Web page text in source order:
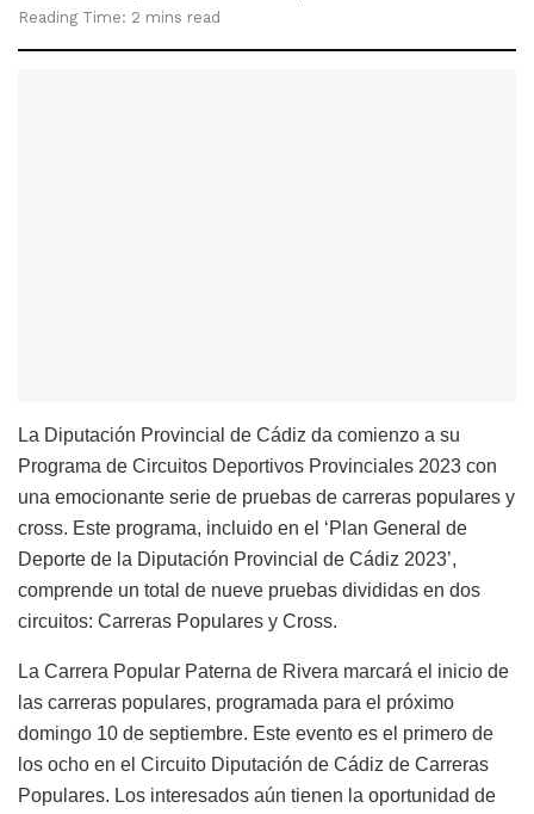
Reading Time: 2 mins read
La Diputación Provincial de Cádiz da comienzo a su
Programa de Circuitos Deportivos Provinciales 2023 con
una emocionante serie de pruebas de carreras populares y
cross. Este programa, incluido en el ‘Plan General de
Deporte de la Diputación Provincial de Cádiz 2023’,
comprende un total de nueve pruebas divididas en dos
circuitos: Carreras Populares y Cross.
La Carrera Popular Paterna de Rivera marcará el inicio de
las carreras populares, programada para el próximo
domingo 10 de septiembre. Este evento es el primero de
los ocho en el Circuito Diputación de Cádiz de Carreras
Populares. Los interesados aún tienen la oportunidad de